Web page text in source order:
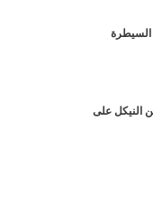
النيكل على